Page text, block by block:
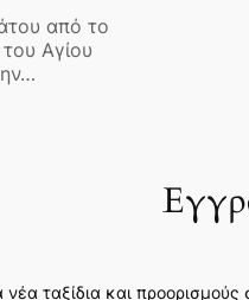
από το
Αγίου
νέα ταξίδια και